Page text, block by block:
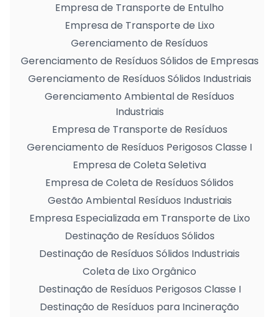
Empresa de Transporte de Entulho
Empresa de Transporte de Lixo
Gerenciamento de Resíduos
Gerenciamento de Resíduos Sólidos de Empresas
Gerenciamento de Resíduos Sólidos Industriais
Gerenciamento Ambiental de Resíduos
Industriais
Empresa de Transporte de Resíduos
Gerenciamento de Resíduos Perigosos Classe I
Empresa de Coleta Seletiva
Empresa de Coleta de Resíduos Sólidos
Gestão Ambiental Resíduos Industriais
Empresa Especializada em Transporte de Lixo
Destinação de Resíduos Sólidos
Destinação de Resíduos Sólidos Industriais
Coleta de Lixo Orgânico
Destinação de Resíduos Perigosos Classe I
Destinação de Resíduos para Incineração